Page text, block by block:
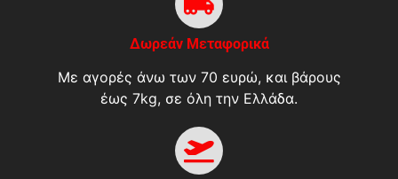
Δωρεάν Μεταφορικά
Με αγορές άνω των 70 ευρώ, και βάρους
έως 7kg, σε όλη την Ελλάδα.